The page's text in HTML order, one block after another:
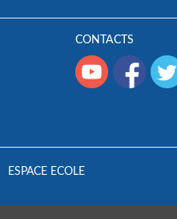
CONTACTS
ESPACE ECOLE